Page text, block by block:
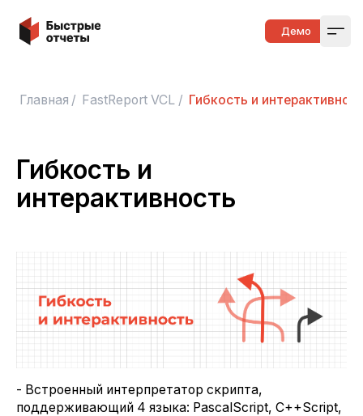
Быстрые отчеты Демо
Главная / FastReport VCL / Гибкость и
Гибкость и
интерактивность
- Встроенный интерпретатор скрипта,
поддерживающий 4 языка: PascalScript, C++Script,